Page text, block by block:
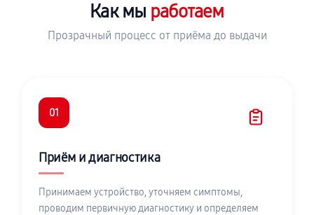
Как мы работаем
Прозрачный процесс от приёма до выдачи
01
Приём и диагностика
Принимаем устройство, уточняем симптомы,
проводим первичную диагностику и определяем